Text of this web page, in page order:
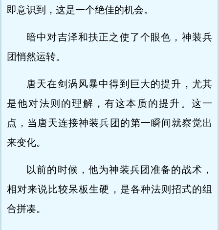
即意识到，这是一个绝佳的机会。
暗中对吉泽和扶正之使了个眼色，神装兵
团悄然运转。
唐天在剑涡风暴中得到巨大的提升，尤其
是他对法则的理解，有这本质的提升。这一
点，当唐天连接神装兵团的第一瞬间就察觉出
来变化。
以前的时候，他为神装兵团准备的战术，
相对来说比较呆板生硬，是各种法则招式的组
合拼凑。